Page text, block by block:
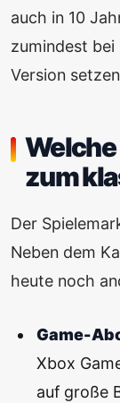
auch in 10
zumindest bei
Version
zum
Der
Neben dem
heute noch
Game-
Xbox
auf große